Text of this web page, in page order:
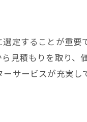
定することが重要
見積もりを取り、
サービスが充実